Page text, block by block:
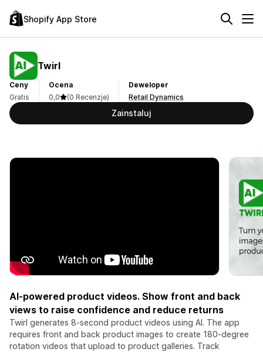
Shopify App Store
Twirl
Ceny
Gratis
Ocena
0,0
(0 Recenzje)
Deweloper
Retail Dynamics
Zainstaluj
AI-powered product videos. Show front and back
views to raise confidence and reduce returns
Twirl generates 8-second product videos using AI. The app
requires front and back product images to create 180-degree
rotation videos that upload to product galleries. Track